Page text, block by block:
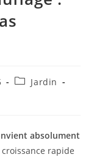
Jardin
absolument
rapide